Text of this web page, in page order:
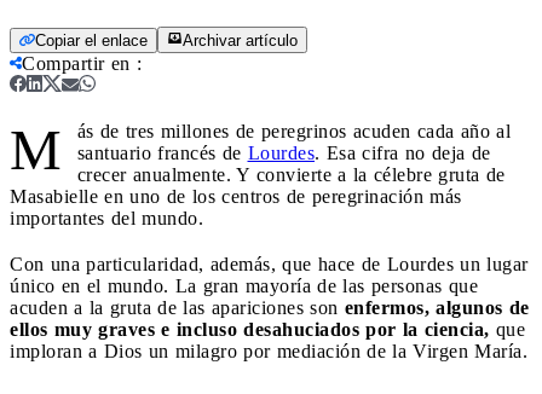
Copiar el enlace Archivar artículo
Compartir en :
M
ás de tres millones de peregrinos acuden cada año al
santuario francés de Lourdes. Esa cifra no deja de
crecer anualmente. Y convierte a la célebre gruta de
Masabielle en uno de los centros de peregrinación más
importantes del mundo.
Con una particularidad, además, que hace de Lourdes un lugar
único en el mundo. La gran mayoría de las personas que
acuden a la gruta de las apariciones son enfermos, algunos de
ellos muy graves e incluso desahuciados por la ciencia, que
imploran a Dios un milagro por mediación de la Virgen María.